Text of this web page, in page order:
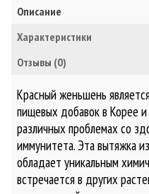
Описание
Характеристики
Отзывы (0)
Красный женьшень
пищевых добавок в Корее
различных проблемах со
иммунитета. Эта вытяжка
обладает уникальным
встречается в других